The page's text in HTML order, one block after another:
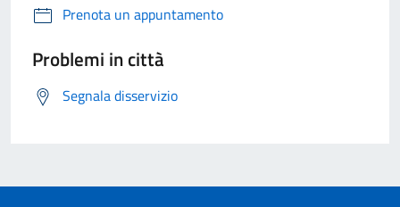
Prenota un appuntamento
Problemi in città
Segnala disservizio